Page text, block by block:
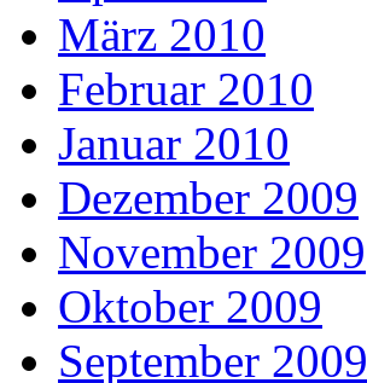
März 2010
Februar 2010
Januar 2010
Dezember 2009
November 2009
Oktober 2009
September 2009